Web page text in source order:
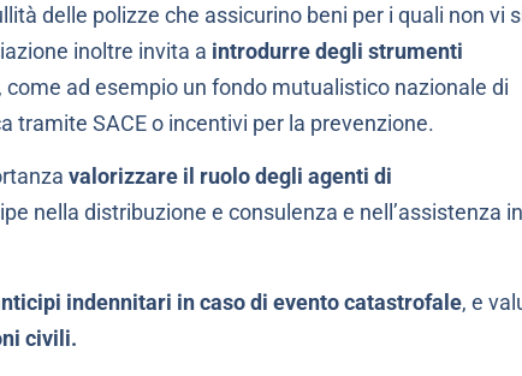
delle polizze che assicurino beni per i quali non vi
inoltre invita a introdurre degli strumenti
, come ad esempio un fondo mutualistico nazionale di
tramite SACE o incentivi per la prevenzione.
valorizzare il ruolo degli agenti di
nella distribuzione e consulenza e nell’assistenza in
indennitari in caso di evento catastrofale, e
civili.